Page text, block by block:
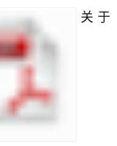
关于